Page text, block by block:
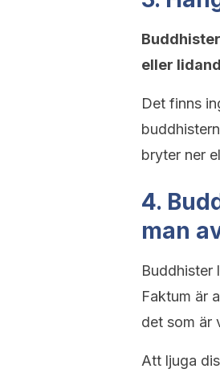
eller
Det finns
bryter ner
4.
man
Buddhister
Faktum är
det som är
Att ljuga